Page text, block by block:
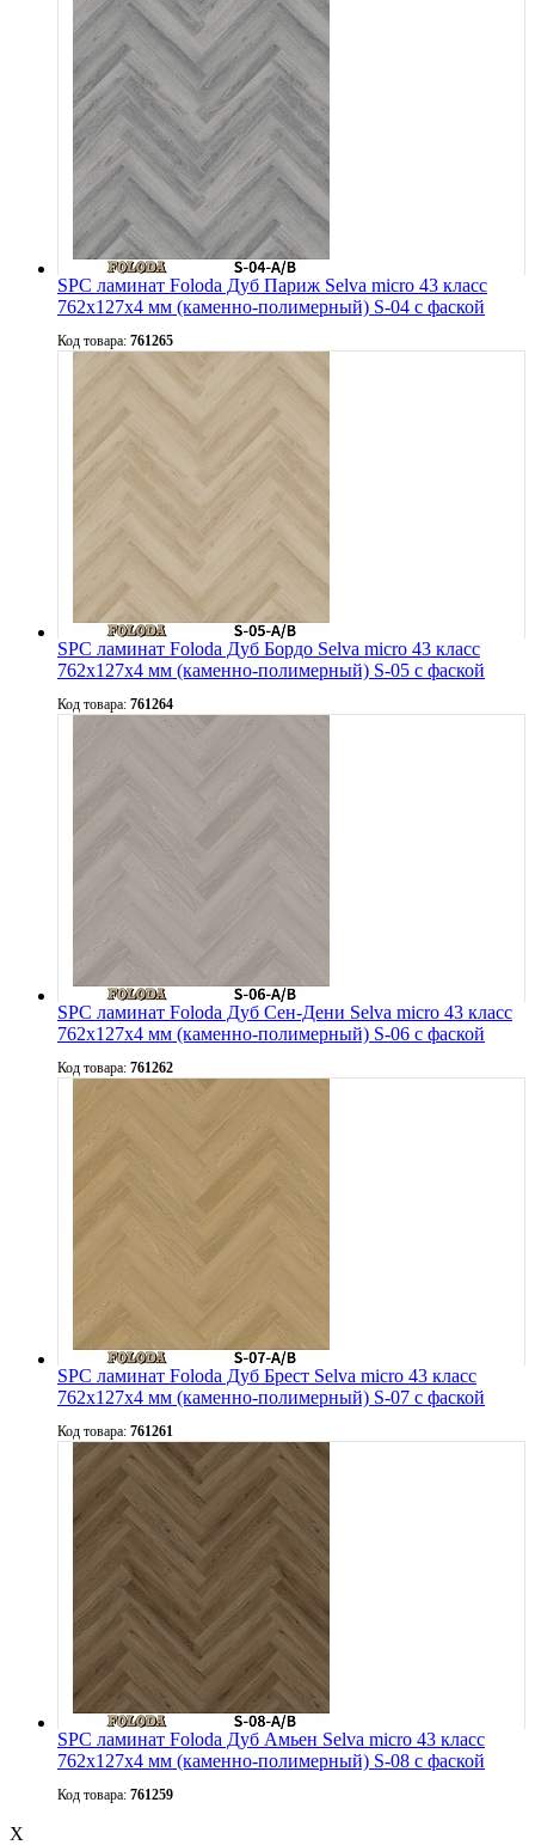
SPC ламинат Foloda Дуб Париж Selva micro 43 класс
762х127х4 мм (каменно-полимерный) S-04 с фаской
Код товара: 761265
SPC ламинат Foloda Дуб Бордо Selva micro 43 класс
762х127х4 мм (каменно-полимерный) S-05 с фаской
Код товара: 761264
SPC ламинат Foloda Дуб Сен-Дени Selva micro 43 класс
762х127х4 мм (каменно-полимерный) S-06 с фаской
Код товара: 761262
SPC ламинат Foloda Дуб Брест Selva micro 43 класс
762х127х4 мм (каменно-полимерный) S-07 с фаской
Код товара: 761261
SPC ламинат Foloda Дуб Амьен Selva micro 43 класс
762х127х4 мм (каменно-полимерный) S-08 с фаской
Код товара: 761259
X